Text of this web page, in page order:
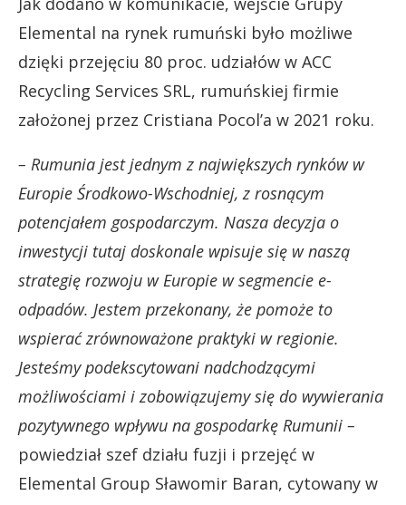
Elemental na rynek rumuński było możliwe
dzięki przejęciu 80 proc. udziałów w ACC
Recycling Services SRL, rumuńskiej firmie
założonej przez Cristiana Pocol’a w 2021 roku.
– Rumunia jest jednym z największych rynków w
Europie Środkowo-Wschodniej, z rosnącym
potencjałem gospodarczym. Nasza decyzja o
inwestycji tutaj doskonale wpisuje się w naszą
strategię rozwoju w Europie w segmencie e-
odpadów. Jestem przekonany, że pomoże to
wspierać zrównoważone praktyki w regionie.
Jesteśmy podekscytowani nadchodzącymi
możliwościami i zobowiązujemy się do wywierania
pozytywnego wpływu na gospodarkę Rumunii –
powiedział szef działu fuzji i przejęć w
Elemental Group Sławomir Baran, cytowany w